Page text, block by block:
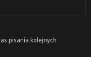
pisania kolejnych